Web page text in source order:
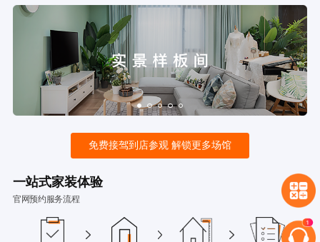
免费接驾到店参观 解锁更多场馆
一站式家装体验
官网预约服务流程